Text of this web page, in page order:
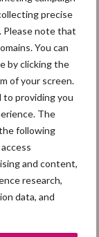
precise
Please note that
You can
by clicking the
of your screen.
to providing you
The
following
and content,
research,
data, and
dat
zeker nu
evenwicht